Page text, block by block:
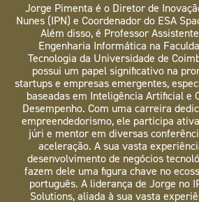
Jorge Pimenta é o Diretor de
Nunes (IPN) e Coordenador do ESA
Além disso, é Professor
Engenharia Informática na
Tecnologia da Universidade de
possui um papel significativo na
startups e empresas emergentes,
baseadas em Inteligência Artificial e
Desempenho. Com uma carreira
empreendedorismo, ele participa
júri e mentor em diversas
aceleração. A sua vasta
desenvolvimento de negócios
fazem dele uma figura chave no
português. A liderança de Jorge no
Solutions, aliada à sua vasta